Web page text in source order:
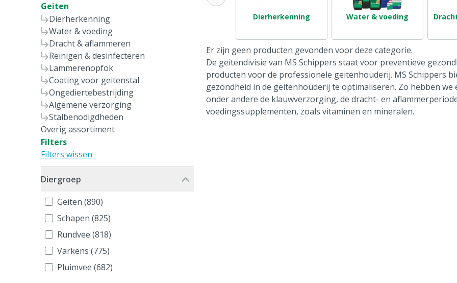
Geiten
Dierherkenning
Water & voeding
Dracht & aflammeren
Reinigen & desinfecteren
Lammerenopfok
Coating voor geitenstal
Ongediertebestrijding
Algemene verzorging
Stalbenodigdheden
Overig assortiment
Filters
Filters wissen
Diergroep
Geiten (890)
Schapen (825)
Rundvee (818)
Varkens (775)
Pluimvee (682)
Dierherkenning Water & voeding
Er zijn geen producten gevonden voor deze categorie.
De geitendivisie van MS Schippers staat voor preventieve
producten voor de professionele geitenhouderij. MS Schippers
gezondheid in de geitenhouderij te optimaliseren. Zo hebben
onder andere de klauwverzorging, de dracht- en
voedingssupplementen, zoals vitaminen en mineralen.